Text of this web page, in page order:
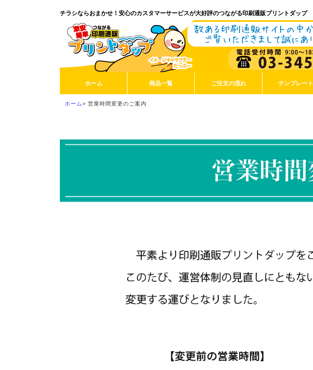
チラシならおまかせ！安心のカスタマーサービスが大好評のつながる印刷通販プリントダップ
ホーム 商品一覧 ご注文の流れ テンプレート
ホーム> 営業時間変更のご案内